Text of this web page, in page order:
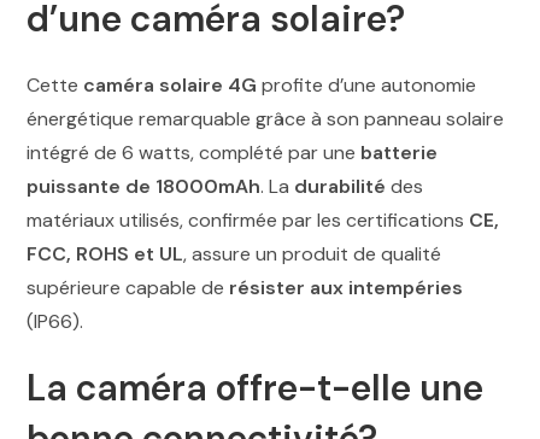
d’une caméra solaire?
Cette caméra solaire 4G profite d’une autonomie
énergétique remarquable grâce à son panneau solaire
intégré de 6 watts, complété par une batterie
puissante de 18000mAh. La durabilité des
matériaux utilisés, confirmée par les certifications CE,
FCC, ROHS et UL, assure un produit de qualité
supérieure capable de résister aux intempéries
(IP66).
La caméra offre-t-elle une